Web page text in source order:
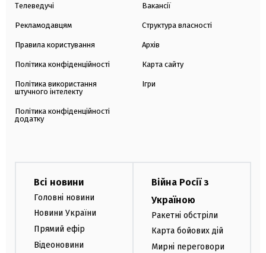
Телеведучі
Рекламодавцям
Правила користування
Політика конфіденційності
Політика використання
штучного інтелекту
Політика конфіденційності
додатку
Вакансії
Структура власності
Архів
Карта сайту
Ігри
Всі новини
Головні новини
Новини України
Прямий ефір
Відеоновини
Війна Росії з
Україною
Ракетні обстріли
Карта бойових дій
Мирні переговори